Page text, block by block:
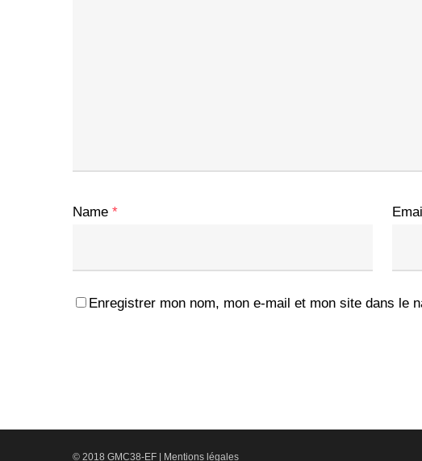
Name *
Enregistrer mon nom, mon e-mail et mon site dans le
© 2018 GMC38-EF | Mentions légales